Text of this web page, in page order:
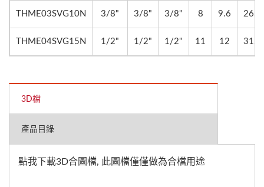
THME03SVG10N 3/8" 3/8" 3/8" 8 9.6 26.5
THME04SVG15N 1/2" 1/2" 1/2" 11 12 31.7
3D檔
產品目錄
點我下載3D合圖檔, 此圖檔僅僅做為合檔用途